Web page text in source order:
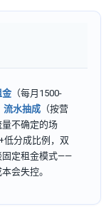
金（每月1500-
流水抽成 （按营
不确定的场
低分成比例，双
固定租金模式——
会失控。